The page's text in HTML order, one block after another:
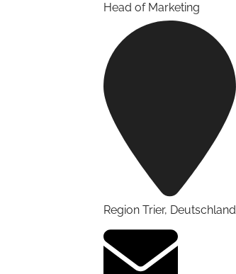
Head of Marketing
Region Trier, Deutschland